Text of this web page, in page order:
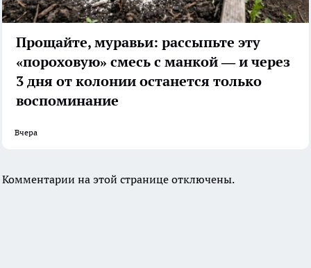
Прощайте, муравьи: рассыпьте эту
«пороховую» смесь с манкой — и через
3 дня от колонии останется только
воспоминание
Вчера
Комментарии на этой странице отключены.